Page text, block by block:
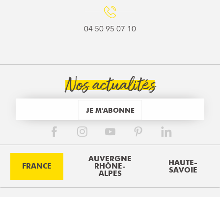
04 50 95 07 10
Nos actualités
JE M'ABONNE
FRANCE
AUVERGNE
RHÔNE-
ALPES
HAUTE-
SAVOIE